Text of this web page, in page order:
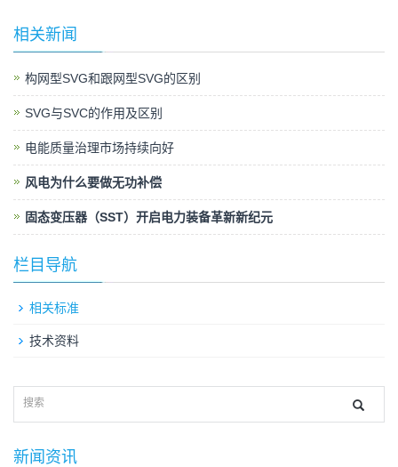
相关新闻
构网型SVG和跟网型SVG的区别
SVG与SVC的作用及区别
电能质量治理市场持续向好
风电为什么要做无功补偿
固态变压器（SST）开启电力装备革新新纪元
栏目导航
相关标准
技术资料
新闻资讯